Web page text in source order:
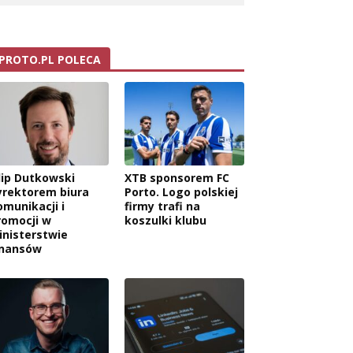
PROTO.PL POLECA
Dutkowski
biura
i
w
XTB sponsorem FC
Porto. Logo polskiej
firmy trafi na
koszulki klubu